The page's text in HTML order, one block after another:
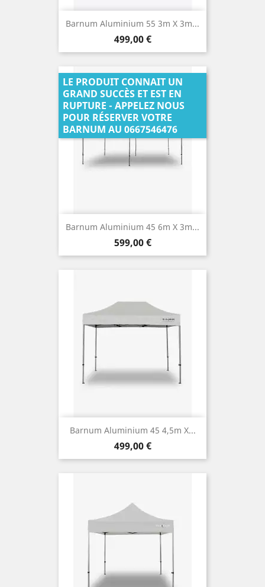
Barnum Aluminium 55 3m X 3m...
Prix
499,00 €
Barnum Aluminium 45 6m X 3m...
Prix
599,00 €
LE PRODUIT CONNAIT UN
GRAND SUCCÈS ET EST EN
RUPTURE - APPELEZ NOUS
POUR RÉSERVER VOTRE
BARNUM AU 0667546476
Barnum Aluminium 45 4,5m X...
Prix
499,00 €